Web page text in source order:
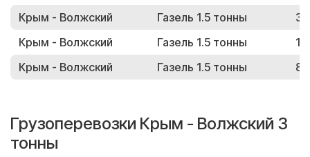
Крым - Волжский
Газель 1.5 тонны
Крым - Волжский
Газель 1.5 тонны
Крым - Волжский
Газель 1.5 тонны
Грузоперевозки Крым - Волжский 3
тонны